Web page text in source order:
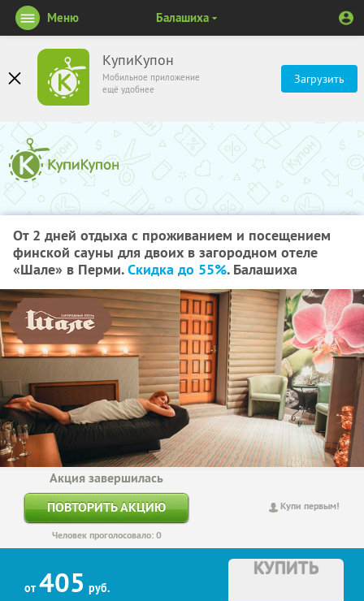
КупиКупон
Мобильное приложение
ещё удобнее
Загрузить
Меню Балашиха
От 2 дней отдыха с проживанием и посещением
финской сауны для двоих в загородном отеле
«Шале» в Перми.Скидка до 55%. Балашиха
Купи первым!
Акция завершилась
ПОВТОРИТЬ АКЦИЮ
Человек проголосовало: 0
от 405 руб.
КУПИТЬ